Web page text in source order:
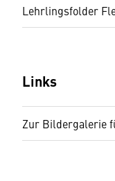
Lehrlingsfolder
Links
Zur Bildergalerie